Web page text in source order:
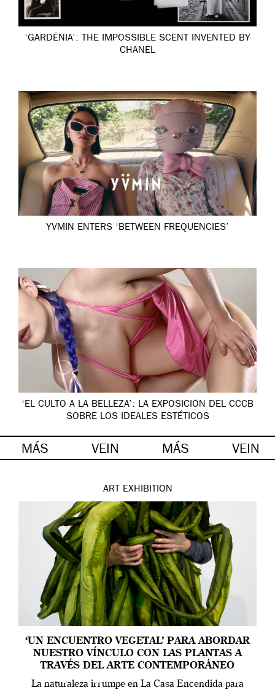
‘GARDÉNIA’: THE IMPOSSIBLE SCENT INVENTED BY
CHANEL
YVMIN ENTERS ‘BETWEEN FREQUENCIES’
‘EL CULTO A LA BELLEZA’: LA EXPOSICIÓN DEL CCCB
SOBRE LOS IDEALES ESTÉTICOS
MÁS VEIN MÁS VEIN
ART EXHIBITION
‘UN ENCUENTRO VEGETAL’ PARA ABORDAR
NUESTRO VÍNCULO CON LAS PLANTAS A
TRAVÉS DEL ARTE CONTEMPORÁNEO
La naturaleza irrumpe en La Casa Encendida para